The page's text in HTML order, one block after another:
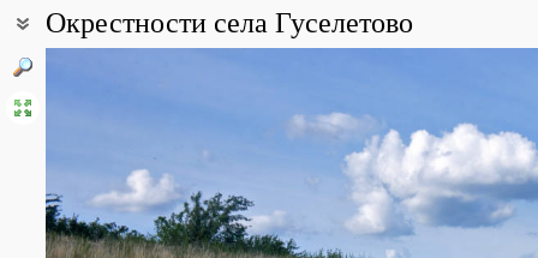
Окрестности села Гуселетово
Photos of plants & lichens (96)